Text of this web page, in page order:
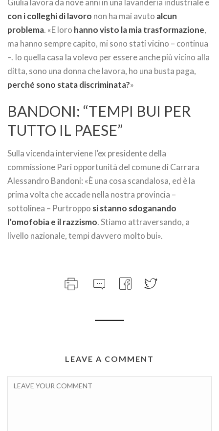
Giulia lavora da nove anni in una lavanderia industriale e
con i colleghi di lavoro non ha mai avuto alcun
problema. «E loro hanno visto la mia trasformazione,
ma hanno sempre capito, mi sono stati vicino – continua
–. Io quella casa la volevo per essere anche più vicino alla
ditta, sono una donna che lavora, ho una busta paga,
perché sono stata discriminata?»
BANDONI: “TEMPI BUI PER
TUTTO IL PAESE”
Sulla vicenda interviene l’ex presidente della
commissione Pari opportunità del comune di Carrara
Alessandro Bandoni: «È una cosa scandalosa, ed è la
prima volta che accade nella nostra provincia –
sottolinea – Purtroppo si stanno sdoganando
l’omofobia e il razzismo. Stiamo attraversando, a
livello nazionale, tempi davvero molto bui».
LEAVE A COMMENT